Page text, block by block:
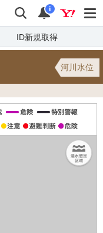
検索 通知
i
ID新規取得
河川水位